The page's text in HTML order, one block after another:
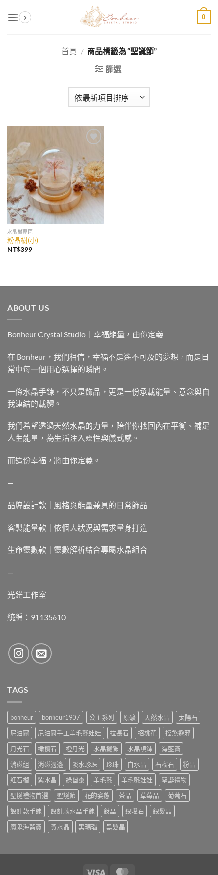
0
首頁 / 商品標籤為 “聖誕節”
篩選
水晶樹專區
粉晶樹(小)
NT$399
ABOUT US
Bonheur Crystal Studio｜幸福能量，由你定義
在 Bonheur，我們相信，幸福不是遙不可及的夢想，而是日
常中每一個用心選擇的瞬間。
一條水晶手鍊，不只是飾品，更是一份承載能量、意念與自
我連結的載體。
我們希望透過天然水晶的力量，陪伴你找回內在平衡、補足
人生能量，為生活注入靈性與儀式感。
而這份幸福，將由你定義。
—
品牌設計款｜風格與能量兼具的日常飾品
客製能量款｜依個人狀況與需求量身打造
生命靈數款｜靈數解析結合專屬水晶組合
—
光鋩工作室
統編：91135610
TAGS
bonheur bonheur1907 公主系列 原礦 天然水晶
太陽石
尼泊爾
尼泊爾手工羊毛氈娃娃 拉長石 招桃花
擋煞避邪
月光石
橄欖石 橙月光 水晶擺飾 水晶項鍊
海藍寶
消磁組
消磁週邊 淡水珍珠 珍珠 白水晶 石榴石
粉晶
紅石榴
紫水晶 綠幽靈 羊毛氈 羊毛氈娃娃
聖誕禮物
聖誕禮物首選
聖誕節 花的姿態 茶晶 草莓晶
葡萄石
設計款手鍊
設計款水晶手鍊 鈦晶 銀曜石
銀髮晶
魔鬼海藍寶
黃水晶 黑瑪瑙 黑髮晶
Visa